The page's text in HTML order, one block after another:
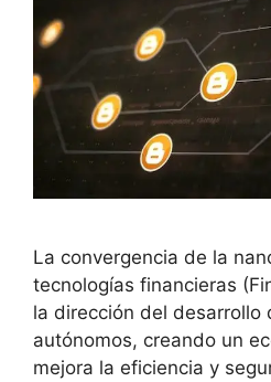
La convergencia de la
tecnologías financieras
la dirección del desarrollo
autónomos, creando un
mejora la eficiencia y